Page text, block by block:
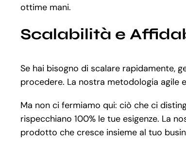
ottime mani.
Scalabilità e
Se hai bisogno di scalare rapidamente,
procedere. La nostra metodologia agile
Ma non ci fermiamo qui: ciò che ci
rispecchiano 100% le tue esigenze. La
prodotto che cresce insieme al tuo